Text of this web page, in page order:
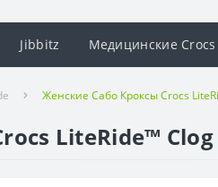
Jibbitz Медицинские Crocs
Женские Сабо Кроксы Crocs
LiteRide™